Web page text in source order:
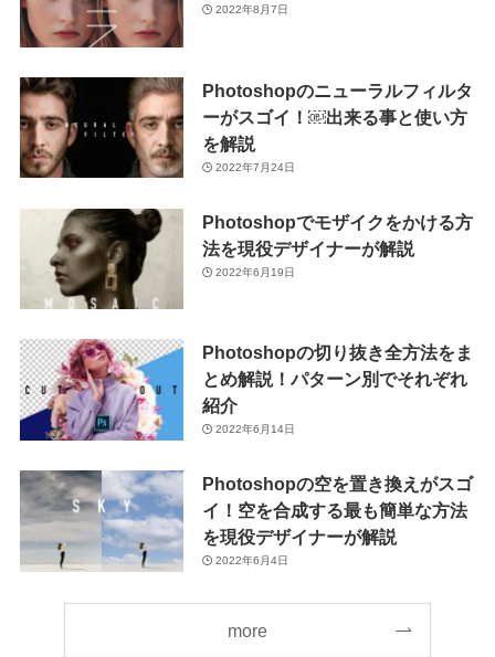
2022年8月7日
Photoshopのニューラルフィルタ
ーがスゴイ！￼出来る事と使い方
を解説
2022年7月24日
Photoshopでモザイクをかける方
法を現役デザイナーが解説
2022年6月19日
Photoshopの切り抜き全方法をま
とめ解説！パターン別でそれぞれ
紹介
2022年6月14日
Photoshopの空を置き換えがスゴ
イ！空を合成する最も簡単な方法
を現役デザイナーが解説
2022年6月4日
more